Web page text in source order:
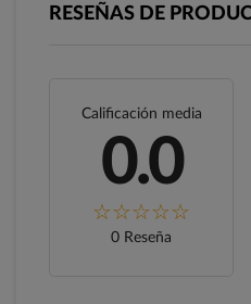
RESEÑAS DE
Calificación media
0.0
0 Reseña